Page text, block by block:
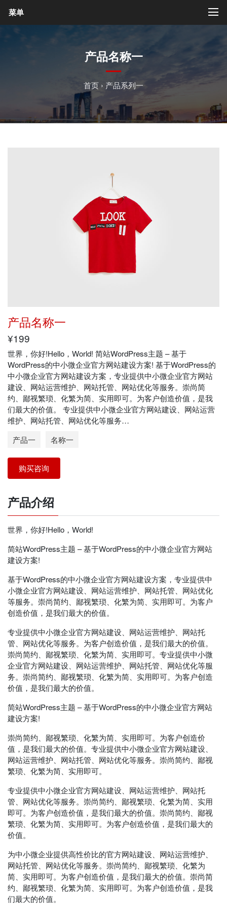
菜单
产品名称一
首页 › 产品系列一
产品名称一
¥199
世界，你好!Hello，World! 简站WordPress主题 – 基于
WordPress的中小微企业官方网站建设方案! 基于WordPress的
中小微企业官方网站建设方案，专业提供中小微企业官方网站
建设、网站运营维护、网站托管、网站优化等服务。崇尚简
约、鄙视繁琐、化繁为简、实用即可。为客户创造价值，是我
们最大的价值。 专业提供中小微企业官方网站建设、网站运营
维护、网站托管、网站优化等服务…
产品一
名称一
购买咨询
产品介绍
世界，你好!Hello，World!
简站WordPress主题 – 基于WordPress的中小微企业官方网站
建设方案!
基于WordPress的中小微企业官方网站建设方案，专业提供中
小微企业官方网站建设、网站运营维护、网站托管、网站优化
等服务。崇尚简约、鄙视繁琐、化繁为简、实用即可。为客户
创造价值，是我们最大的价值。
专业提供中小微企业官方网站建设、网站运营维护、网站托
管、网站优化等服务。为客户创造价值，是我们最大的价值。
崇尚简约、鄙视繁琐、化繁为简、实用即可。专业提供中小微
企业官方网站建设、网站运营维护、网站托管、网站优化等服
务。崇尚简约、鄙视繁琐、化繁为简、实用即可。为客户创造
价值，是我们最大的价值。
简站WordPress主题 – 基于WordPress的中小微企业官方网站
建设方案!
崇尚简约、鄙视繁琐、化繁为简、实用即可。为客户创造价
值，是我们最大的价值。专业提供中小微企业官方网站建设、
网站运营维护、网站托管、网站优化等服务。崇尚简约、鄙视
繁琐、化繁为简、实用即可。
专业提供中小微企业官方网站建设、网站运营维护、网站托
管、网站优化等服务。崇尚简约、鄙视繁琐、化繁为简、实用
即可。为客户创造价值，是我们最大的价值。崇尚简约、鄙视
繁琐、化繁为简、实用即可。为客户创造价值，是我们最大的
价值。
为中小微企业提供高性价比的官方网站建设、网站运营维护、
网站托管、网站优化等服务。崇尚简约、鄙视繁琐、化繁为
简、实用即可。为客户创造价值，是我们最大的价值。崇尚简
约、鄙视繁琐、化繁为简、实用即可。为客户创造价值，是我
们最大的价值。